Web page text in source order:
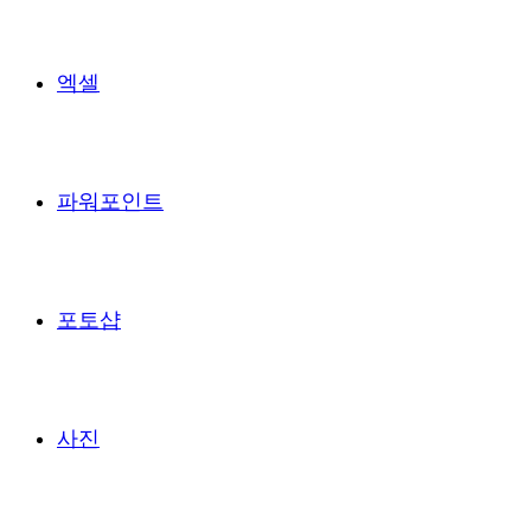
엑셀
파워포인트
포토샵
사진